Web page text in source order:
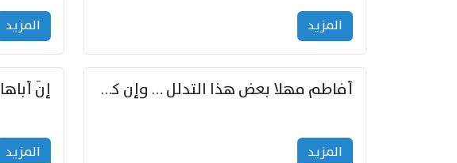
المزید المزید
أفاطم مهلا بعض هذا التدلل … وإن كنت قد أزمعت صرمي فأجملي
المزید المزید